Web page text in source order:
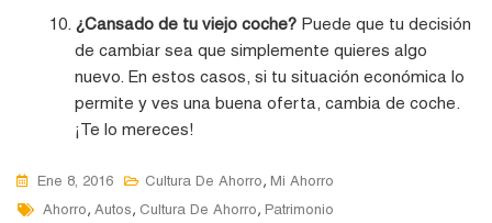
¿Cansado de tu viejo coche? Puede que tu decisión
de cambiar sea que simplemente quieres algo
nuevo. En estos casos, si tu situación económica lo
permite y ves una buena oferta, cambia de coche.
¡Te lo mereces!
Ene 8, 2016 Cultura De Ahorro, Mi Ahorro
Tags
Ahorro, Autos, Cultura De Ahorro, Patrimonio